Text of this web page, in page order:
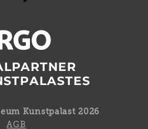
Kunstpalast 2026
AGB